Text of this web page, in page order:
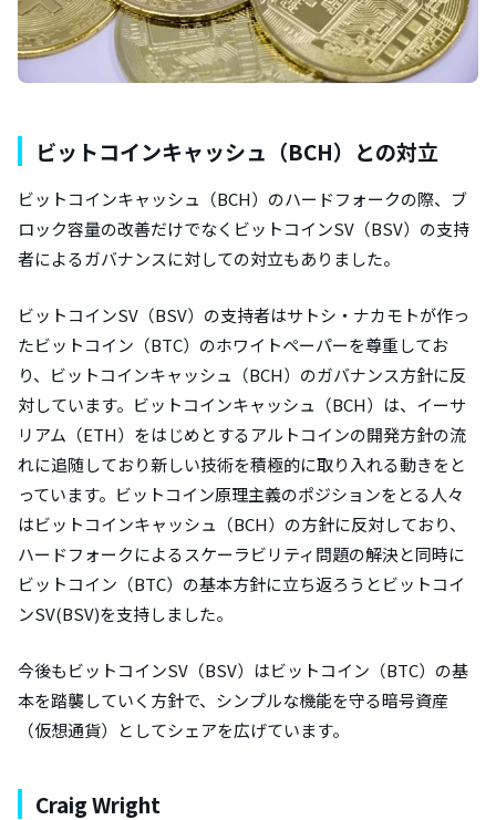
ビットコインキャッシュ（BCH）との対立
ビットコインキャッシュ（BCH）のハードフォークの際、ブ
ロック容量の改善だけでなくビットコインSV（BSV）の支持
者によるガバナンスに対しての対立もありました。
ビットコインSV（BSV）の支持者はサトシ・ナカモトが作っ
たビットコイン（BTC）のホワイトペーパーを尊重してお
り、ビットコインキャッシュ（BCH）のガバナンス方針に反
対しています。ビットコインキャッシュ（BCH）は、イーサ
リアム（ETH）をはじめとするアルトコインの開発方針の流
れに追随しており新しい技術を積極的に取り入れる動きをと
っています。ビットコイン原理主義のポジションをとる人々
はビットコインキャッシュ（BCH）の方針に反対しており、
ハードフォークによるスケーラビリティ問題の解決と同時に
ビットコイン（BTC）の基本方針に立ち返ろうとビットコイ
ンSV(BSV)を支持しました。
今後もビットコインSV（BSV）はビットコイン（BTC）の基
本を踏襲していく方針で、シンプルな機能を守る暗号資産
（仮想通貨）としてシェアを広げています。
Craig Wright